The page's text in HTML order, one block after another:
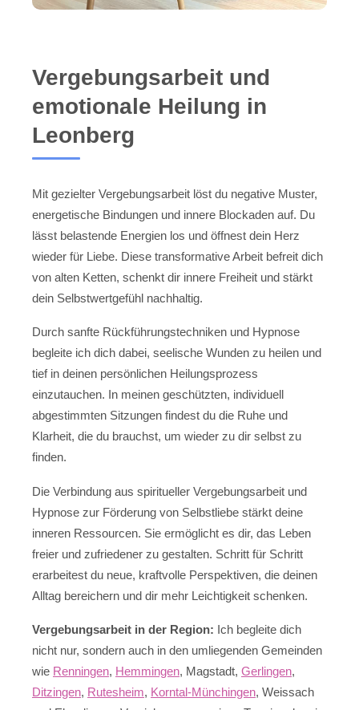
Vergebungsarbeit und
emotionale Heilung in
Leonberg
Mit gezielter Vergebungsarbeit löst du negative Muster,
energetische Bindungen und innere Blockaden auf. Du
lässt belastende Energien los und öffnest dein Herz
wieder für Liebe. Diese transformative Arbeit befreit dich
von alten Ketten, schenkt dir innere Freiheit und stärkt
dein Selbstwertgefühl nachhaltig.
Durch sanfte Rückführungstechniken und Hypnose
begleite ich dich dabei, seelische Wunden zu heilen und
tief in deinen persönlichen Heilungsprozess
einzutauchen. In meinen geschützten, individuell
abgestimmten Sitzungen findest du die Ruhe und
Klarheit, die du brauchst, um wieder zu dir selbst zu
finden.
Die Verbindung aus spiritueller Vergebungsarbeit und
Hypnose zur Förderung von Selbstliebe stärkt deine
inneren Ressourcen. Sie ermöglicht es dir, das Leben
freier und zufriedener zu gestalten. Schritt für Schritt
erarbeitest du neue, kraftvolle Perspektiven, die deinen
Alltag bereichern und dir mehr Leichtigkeit schenken.
Vergebungsarbeit in der Region: Ich begleite dich
nicht nur, sondern auch in den umliegenden Gemeinden
wie Renningen, Hemmingen, Magstadt, Gerlingen,
Ditzingen, Rutesheim, Korntal-Münchingen, Weissach